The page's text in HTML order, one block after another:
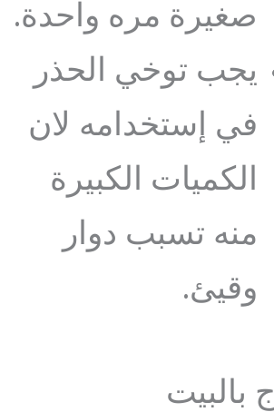
صغيرة مره واحدة.
يجب توخي الحذر
في إستخدامه لان
الكميات الكبيرة
منه تسبب دوار
وقيئ.
بالبيت